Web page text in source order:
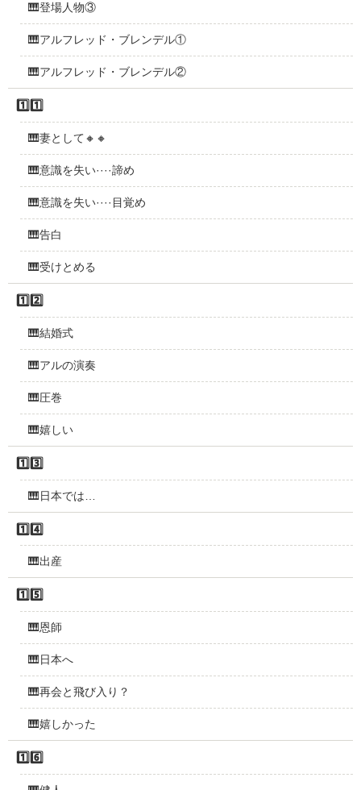
🎹登場人物③
🎹アルフレッド・ブレンデル①
🎹アルフレッド・ブレンデル②
1️⃣1️⃣
🎹妻として🔸🔸
🎹意識を失い····諦め
🎹意識を失い····目覚め
🎹告白
🎹受けとめる
1️⃣2️⃣
🎹結婚式
🎹アルの演奏
🎹圧巻
🎹嬉しい
1️⃣3️⃣
🎹日本では…
1️⃣4️⃣
🎹出産
1️⃣5️⃣
🎹恩師
🎹日本へ
🎹再会と飛び入り？
🎹嬉しかった
1️⃣6️⃣